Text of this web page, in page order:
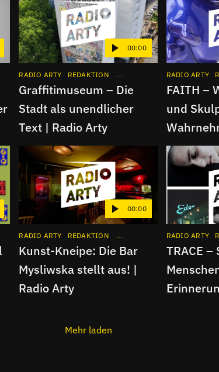
INTERVIEW APP KUNST
00:00
RADIO ARTY REDAKTION HIGHLIGHT INTERVIEW APP
Graffitimuseum – Die
Stadt als unendlicher
Text | Radio Arty
RADIO ARTY
FAITH –
und
INTERVIEW APP KUNST
00:00
RADIO ARTY REDAKTION INTERVIEW APP
Kunst-Kneipe: Die Bar
Mysliwska stellt aus! |
Radio Arty
RADIO ARTY
TRACE –
Mehr laden